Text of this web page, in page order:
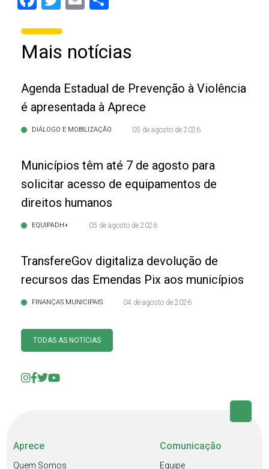
Mais notícias
Agenda Estadual de Prevenção à Violência
é apresentada à Aprece
DIÁLOGO E MOBILIZAÇÃO 05 de agosto de 2026
Municípios têm até 7 de agosto para
solicitar acesso de equipamentos de
direitos humanos
EQUIPADH+ 05 de agosto de 2026
TransfereGov digitaliza devolução de
recursos das Emendas Pix aos municípios
FINANÇAS MUNICIPAIS 04 de agosto de 2026
TODAS AS NOTÍCIAS
Aprece
Quem Somos
Comunicação
Equipe